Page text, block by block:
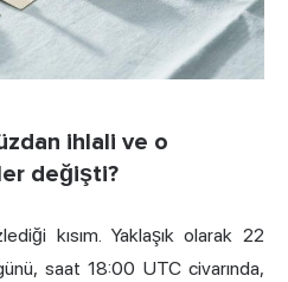
ihlali ve o
değişti?
kısım. Yaklaşık olarak 22
saat 18:00 UTC civarında,